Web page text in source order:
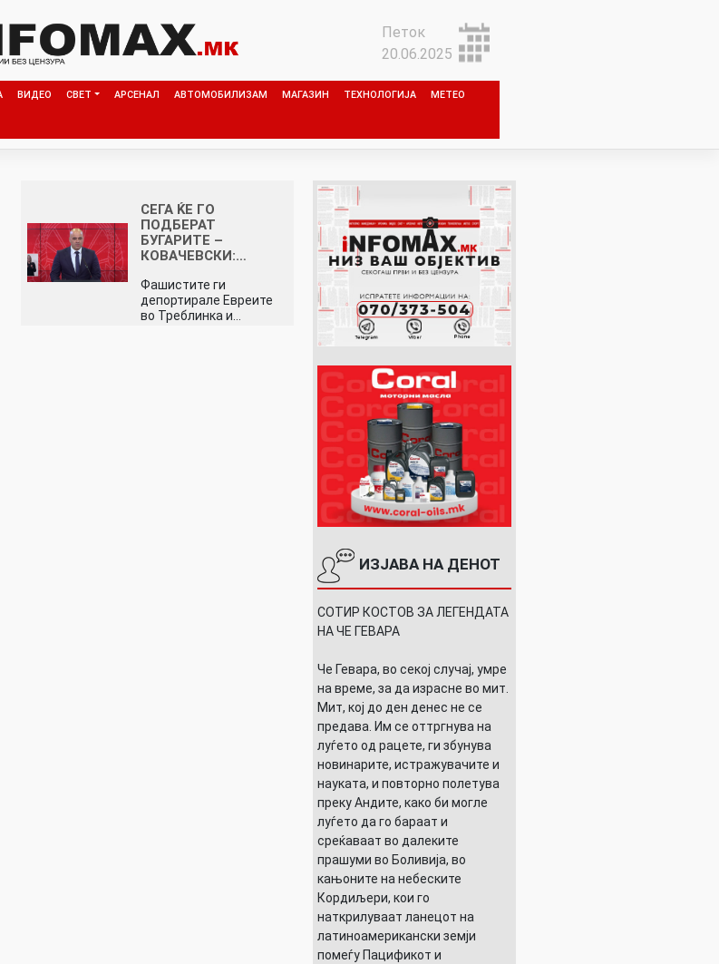
Петок
20.06.2025
ВИДЕО СВЕТ АРСЕНАЛ АВТОМОБИЛИЗАМ МАГАЗИН ТЕХНОЛОГИЈА МЕТЕО
СЕГА ЌЕ ГО
ПОДБЕРАТ
БУГАРИТЕ –
КОВАЧЕВСКИ:…
Фашистите ги
депортирале Евреите
во Треблинка и…
ИЗЈАВА НА ДЕНОТ
СОТИР КОСТОВ ЗА ЛЕГЕНДАТА
НА ЧЕ ГЕВАРА
Че Гевара, во секој случај, умре
на време, за да израсне во мит.
Мит, кој до ден денес не се
предава. Им се оттргнува на
луѓето од рацете, ги збунува
новинарите, истражувачите и
науката, и повторно полетува
преку Андите, како би могле
луѓето да го бараат и
среќаваат во далеките
прашуми во Боливија, во
кањоните на небеските
Кордиљери, кои го
наткрилуваат ланецот на
латиноамерикански земји
помеѓу Пацификот и